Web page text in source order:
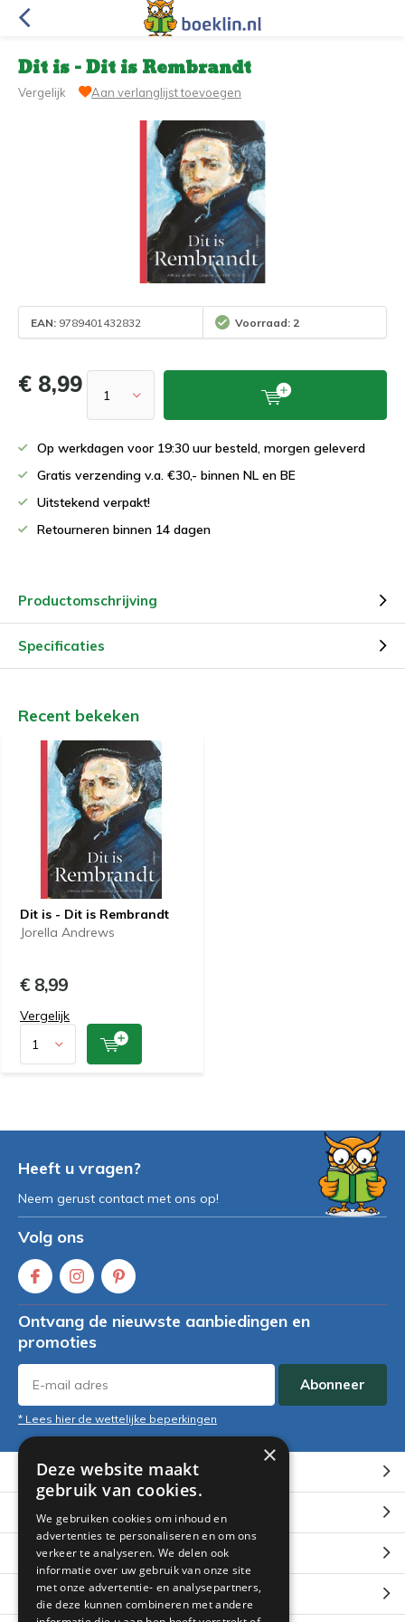
Dit is - Dit is Rembrandt
Vergelijk Aan verlanglijst toevoegen
EAN: 9789401432832 Voorraad: 2
€ 8,99
Op werkdagen voor 19:30 uur besteld, morgen geleverd
Gratis verzending v.a. €30,- binnen NL en BE
Uitstekend verpakt!
Retourneren binnen 14 dagen
Productomschrijving
Specificaties
Recent bekeken
Dit is - Dit is Rembrandt
Jorella Andrews
€ 8,99
Vergelijk
Heeft u vragen?
Neem gerust contact met ons op!
Volg ons
Ontvang de nieuwste aanbiedingen en
promoties
Abonneer
* Lees hier de wettelijke beperkingen
Klantenservice
Mijn account
Categorieën
Contact
×
Deze website maakt
gebruik van cookies.
We gebruiken cookies om inhoud en
advertenties te personaliseren en om ons
verkeer te analyseren. We delen ook
informatie over uw gebruik van onze site
met onze advertentie- en analysepartners,
die deze kunnen combineren met andere